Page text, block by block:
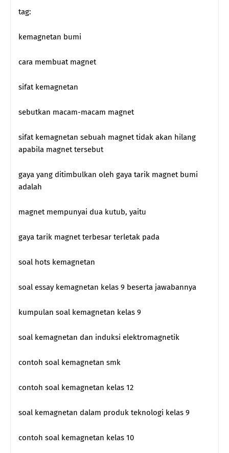
tag:
kemagnetan bumi
cara membuat magnet
sifat kemagnetan
sebutkan macam-macam magnet
sifat kemagnetan sebuah magnet tidak akan hilang
apabila magnet tersebut
gaya yang ditimbulkan oleh gaya tarik magnet bumi
adalah
magnet mempunyai dua kutub, yaitu
gaya tarik magnet terbesar terletak pada
soal hots kemagnetan
soal essay kemagnetan kelas 9 beserta jawabannya
kumpulan soal kemagnetan kelas 9
soal kemagnetan dan induksi elektromagnetik
contoh soal kemagnetan smk
contoh soal kemagnetan kelas 12
soal kemagnetan dalam produk teknologi kelas 9
contoh soal kemagnetan kelas 10